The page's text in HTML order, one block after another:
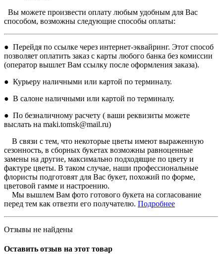
Вы можете произвести оплату любым удобным для Вас
способом, возможны следующие способы оплаты:
● Перейдя по ссылке через интернет-эквайринг. Этот способ
позволяет оплатить заказ с карты любого банка без комиссии
(оператор вышлет Вам ссылку после оформления заказа).
● Курьеру наличными или картой по терминалу.
● В салоне наличными или картой по терминалу.
● По безналичному расчету ( ваши реквизиты можете
выслать на maki.tomsk@mail.ru)
В связи с тем, что некоторые цветы имеют выраженную
сезонность, в сборных букетах возможны равноценные
замены на другие, максимально подходящие по цвету и
фактуре цветы. В таком случае, наши профессиональные
флористы подготовят для Вас букет, похожий по форме,
цветовой гамме и настроению.
Мы вышлем Вам фото готового букета на согласование
перед тем как отвезти его получателю. Подробнее
Отзывы не найдены
Оставить отзыв на этот товар